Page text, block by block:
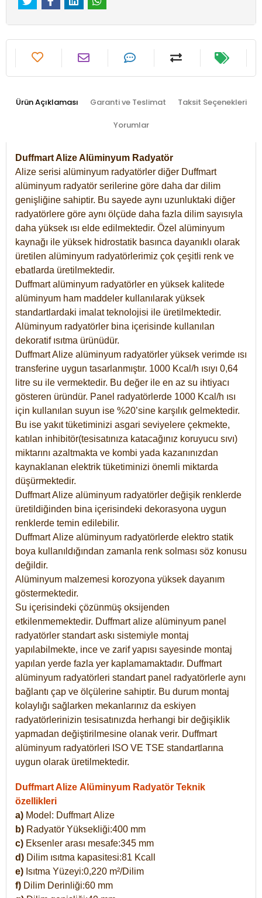
Ürün Açıklaması Garanti ve Teslimat Taksit Seçenekleri
Yorumlar
Duffmart Alize Alüminyum Radyatör
Alize serisi alüminyum radyatörler diğer Duffmart
alüminyum radyatör serilerine göre daha dar dilim
genişliğine sahiptir. Bu sayede aynı uzunluktaki diğer
radyatörlere göre aynı ölçüde daha fazla dilim sayısıyla
daha yüksek ısı elde edilmektedir. Özel alüminyum
kaynağı ile yüksek hidrostatik basınca dayanıklı olarak
üretilen alüminyum radyatörlerimiz çok çeşitli renk ve
ebatlarda üretilmektedir.
Duffmart alüminyum radyatörler en yüksek kalitede
alüminyum ham maddeler kullanılarak yüksek
standartlardaki imalat teknolojisi ile üretilmektedir.
Alüminyum radyatörler bina içerisinde kullanılan
dekoratif ısıtma ürünüdür.
Duffmart Alize alüminyum radyatörler yüksek verimde ısı
transferine uygun tasarlanmıştır. 1000 Kcal/h ısıyı 0,64
litre su ile vermektedir. Bu değer ile en az su ihtiyacı
gösteren üründür. Panel radyatörlerde 1000 Kcal/h ısı
için kullanılan suyun ise %20’sine karşılık gelmektedir.
Bu ise yakıt tüketiminizi asgari seviyelere çekmekte,
katılan inhibitör(tesisatınıza katacağınız koruyucu sıvı)
miktarını azaltmakta ve kombi yada kazanınızdan
kaynaklanan elektrik tüketiminizi önemli miktarda
düşürmektedir.
Duffmart Alize alüminyum radyatörler değişik renklerde
üretildiğinden bina içerisindeki dekorasyona uygun
renklerde temin edilebilir.
DuffmartAlize alüminyum radyatörlerde elektro statik
boya kullanıldığından zamanla renk solması söz konusu
değildir.
Alüminyum malzemesi korozyona yüksek dayanım
göstermektedir.
Su içerisindeki çözünmüş oksijenden
etkilenmemektedir. Duffmart alize alüminyum panel
radyatörler standart askı sistemiyle montaj
yapılabilmekte, ince ve zarif yapısı sayesinde montaj
yapılan yerde fazla yer kaplamamaktadır. Duffmart
alüminyum radyatörleri standart panel radyatörlerle aynı
bağlantı çap ve ölçülerine sahiptir. Bu durum montaj
kolaylığı sağlarken mekanlarınız da eskiyen
radyatörlerinizin tesisatınızda herhangi bir değişiklik
yapmadan değiştirilmesine olanak verir. Duffmart
alüminyum radyatörleri ISO VE TSE standartlarına
uygun olarak üretilmektedir.
Duffmart Alize Alüminyum Radyatör Teknik
özellikleri
a) Model: DuffmartAlize
b) Radyatör Yüksekliği:400 mm
c) Eksenler arası mesafe:345 mm
d) Dilim ısıtma kapasitesi:81 Kcall
e) Isıtma Yüzeyi:0,220 m²/Dilim
f) Dilim Derinliği:60 mm